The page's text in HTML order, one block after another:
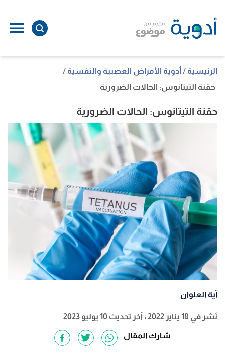
الرئيسية
أدوية الأمراض العصبية والنفسية
حقنة التيتانوس: الحالات الضرورية
حقنة التيتانوس: الحالات الضرورية
آية العلوان
نُشر في 18 يناير 2022 ، آخر تحديث 10 يوليو 2023
شارك المقال